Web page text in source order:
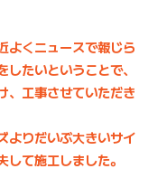
よくニュースで報じら
たいということで、
、工事させていただき
よりだいぶ大きいサイ
して施工しました。